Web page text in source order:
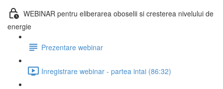
WEBINAR pentru eliberarea oboselii si cresterea nivelului de
energie
Prezentare webinar
Inregistrare webinar - partea intai (86:32)